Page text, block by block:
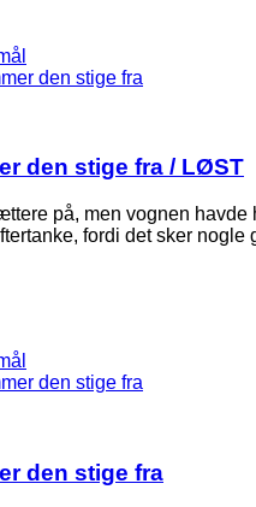
den stige fra
den stige fra / LØST
på, men vognen havde
fordi det sker nogle
den stige fra
den stige fra